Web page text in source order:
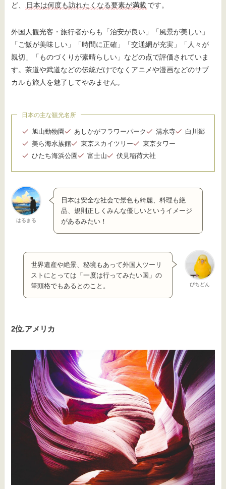
ど、
日本は何度も訪れたくなる要素が満載 です。
外国人観光客・旅行者からも「治安が良い」「風景が美しい」
「ご飯が美味しい」「時間に正確」「交通網が充実」「人々が
親切」「ものづくりが素晴らしい」などの点で評価されていま
す。茶道や武道などの伝統だけでなくアニメや漫画などのサブ
カルも旅人を魅了してやみません。
日本の主な観光名所
旭山動物園 あしかがフラワーパーク 清水寺
白川郷
美ら海水族館
東京スカイツリー
東京タワー
ひたち海浜公園
富士山 伏見稲荷大社
はるまる
日本は安全な社会で景色も綺麗、料理も絶
品、規則正しくみんな優しいというイメージ
があるみたい！
ぴちどん
世界遺産や絶景、秘境もあって外国人ツーリ
ストにとっては「一度は行ってみたい国」の
筆頭格でもあるとのこと。
2位.アメリカ